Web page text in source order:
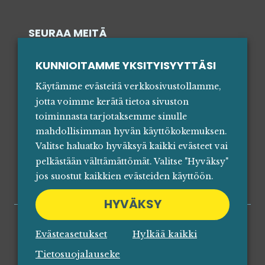
SEURAA MEITÄ
Tietosuojalauseke •Eettiset säännöt
KUNNIOITAMME YKSITYISYYTTÄSI
Käytämme evästeitä verkkosivustollamme,
jotta voimme kerätä tietoa sivuston
toiminnasta tarjotaksemme sinulle
mahdollisimman hyvän käyttökokemuksen.
Valitse haluatko hyväksyä kaikki evästeet vai
pelkästään välttämättömät. Valitse "Hyväksy"
jos suostut kaikkien evästeiden käyttöön.
HYVÄKSY
Evästeasetukset
Hylkää kaikki
Tietosuojalauseke